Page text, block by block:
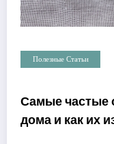
Полезные Статьи
Самые частые
дома и как их